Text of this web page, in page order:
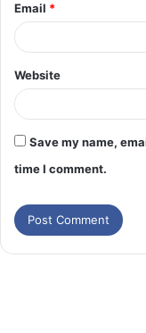
Email *
Website
Save my name,
time I comment.